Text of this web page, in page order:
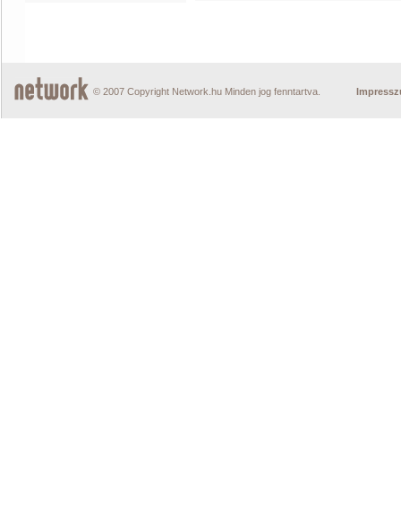
© 2007 Copyright Network.hu Minden jog fenntartva.